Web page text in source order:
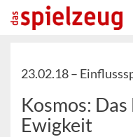
23.02.18 –
Kosmos:
Ewigkeit